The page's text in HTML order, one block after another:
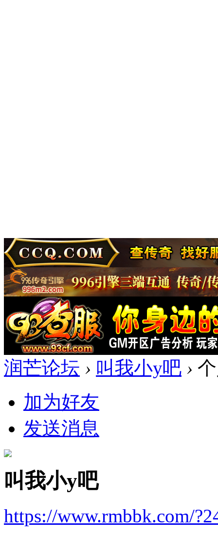
润芒论坛 › 叫我小y吧 ›
加为好友
发送消息
叫我小y吧
https://www.rmbbk.com/